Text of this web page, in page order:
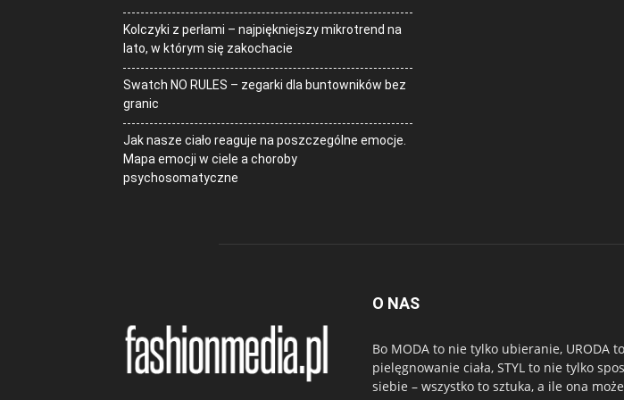
Kolczyki z perłami – najpiękniejszy mikrotrend na
lato, w którym się zakochacie
Swatch NO RULES – zegarki dla buntowników bez
granic
Jak nasze ciało reaguje na poszczególne emocje.
Mapa emocji w ciele a choroby
psychosomatyczne
O NAS
Bo MODA to nie tylko ubieranie, URODA
pielęgnowanie ciała, STYL to nie tylko
siebie – wszystko to sztuka, a ile ona